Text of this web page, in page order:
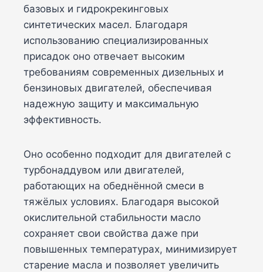
базовых и гидрокрекинговых
синтетических масел. Благодаря
использованию специализированных
присадок оно отвечает высоким
требованиям современных дизельных и
бензиновых двигателей, обеспечивая
надежную защиту и максимальную
эффективность.
Оно особенно подходит для двигателей с
турбонаддувом или двигателей,
работающих на обеднённой смеси в
тяжёлых условиях. Благодаря высокой
окислительной стабильности масло
сохраняет свои свойства даже при
повышенных температурах, минимизирует
старение масла и позволяет увеличить